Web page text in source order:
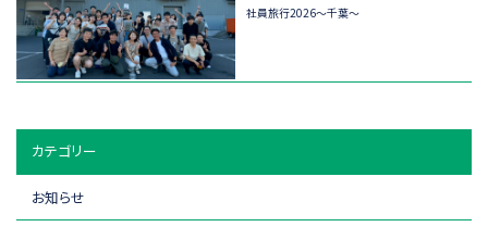
社員旅行2026～千葉～
カテゴリー
お知らせ